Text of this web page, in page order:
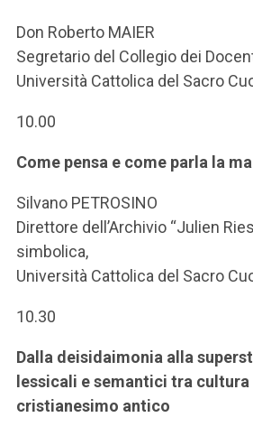
SEI UN DOCENTE O UN MEMBRO DELLO STAFF
ACCEDI A CLOUDMAIL
Don Roberto MAIER
Segretario del Collegio dei
Università Cattolica del Sacro
10.00
Come pensa e come parla la
Silvano PETROSINO
Direttore dell’Archivio “Julien
simbolica,
Università Cattolica del Sacro
10.30
Dalla deisidaimonia alla
lessicali e semantici tra
cristianesimo antico